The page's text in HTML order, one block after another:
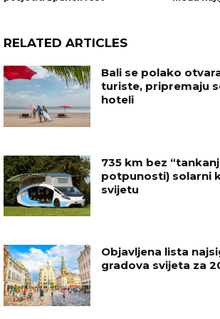
RELATED ARTICLES
Bali se polako
turiste, pripremaju
hoteli
735 km bez
potpunosti) solarni
svijetu
Objavljena lista
gradova svijeta za